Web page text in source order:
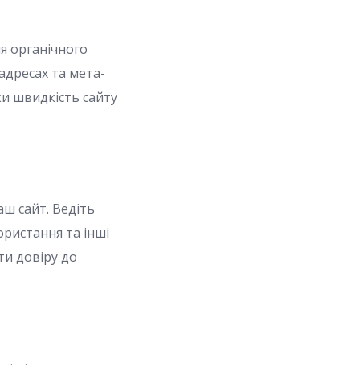
органічного
та мета-
швидкість сайту
сайт. Ведіть
та інші
довіру до